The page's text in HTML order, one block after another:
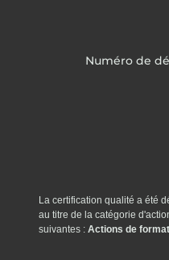
Numéro de
La certification qualité a été
au titre de la catégorie
suivantes : Actions de